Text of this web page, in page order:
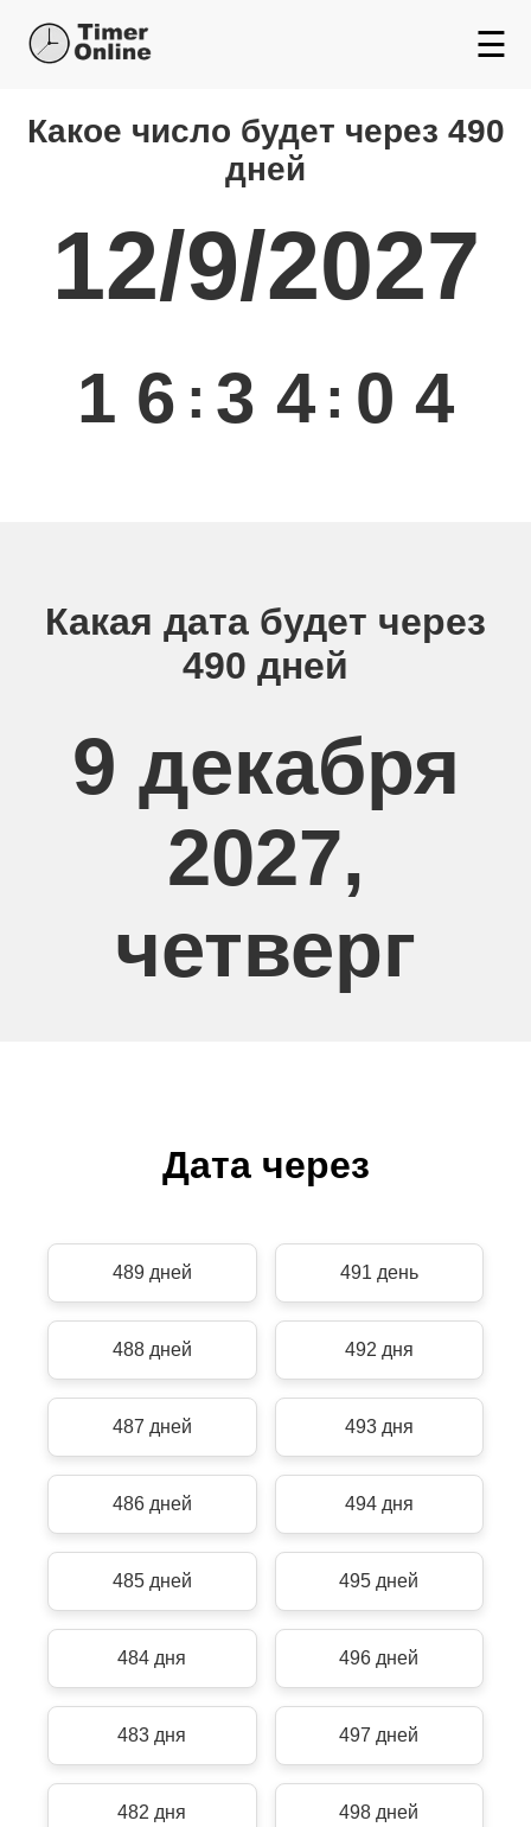
☰
Какой день будет через
Какое число будет через 490
дней
12/9/2027
1 6 : 3 4 : 0 4
Какая дата будет через
490 дней
9 декабря
2027,
четверг
Дата через
489 дней 491 день
488 дней 492 дня
487 дней 493 дня
486 дней 494 дня
485 дней 495 дней
484 дня 496 дней
483 дня 497 дней
482 дня 498 дней